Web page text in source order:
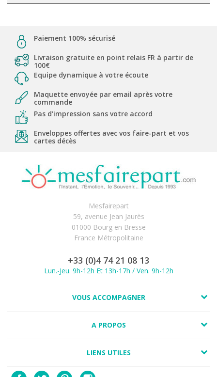
Paiement 100% sécurisé
Livraison gratuite en point relais FR à partir de
100€
Equipe dynamique à votre écoute
Maquette envoyée par email après votre
commande
Pas d'impression sans votre accord
Enveloppes offertes avec vos faire-part et vos
cartes décès
Mesfairepart
59, avenue Jean Jaurès
01000 Bourg en Bresse
France Métropolitaine
+33 (0)4 74 21 08 13
Lun.-Jeu. 9h-12h Et 13h-17h / Ven. 9h-12h
VOUS ACCOMPAGNER
A PROPOS
LIENS UTILES